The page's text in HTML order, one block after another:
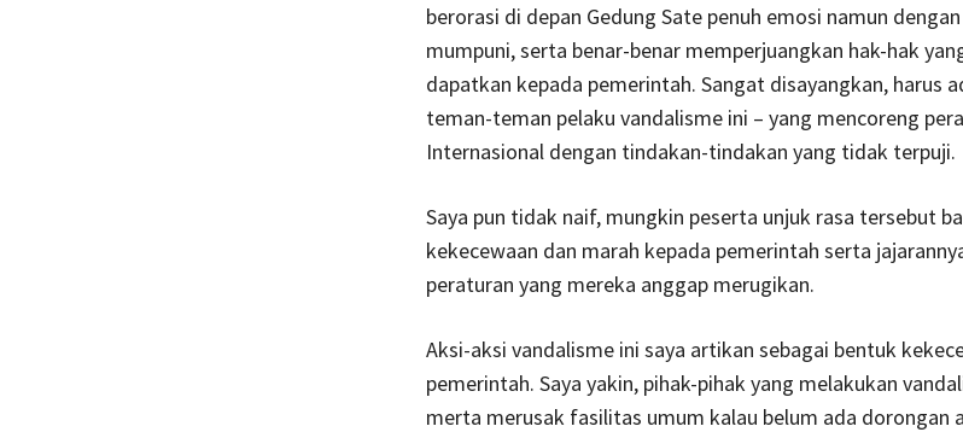
berorasi di depan Gedung Sate penuh emosi namun
mumpuni, serta benar-benar memperjuangkan hak-hak
dapatkan kepada pemerintah. Sangat disayangkan, harus
teman-teman pelaku vandalisme ini – yang mencoreng
Internasional dengan tindakan-tindakan yang tidak terpuji.
Saya pun tidak naif, mungkin peserta unjuk rasa tersebut
kekecewaan dan marah kepada pemerintah serta
peraturan yang mereka anggap merugikan.
Aksi-aksi vandalisme ini saya artikan sebagai bentuk
pemerintah. Saya yakin, pihak-pihak yang melakukan
merta merusak fasilitas umum kalau belum ada dorongan